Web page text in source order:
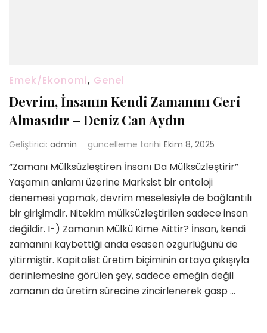
Emek/Ekonomi, Genel
Devrim, İnsanın Kendi Zamanını Geri
Almasıdır – Deniz Can Aydın
Geliştirici: admin güncelleme tarihi Ekim 8, 2025
“Zamanı Mülksüzleştiren İnsanı Da Mülksüzleştirir”
Yaşamın anlamı üzerine Marksist bir ontoloji
denemesi yapmak, devrim meselesiyle de bağlantılı
bir girişimdir. Nitekim mülksüzleştirilen sadece insan
değildir. I-) Zamanın Mülkü Kime Aittir? İnsan, kendi
zamanını kaybettiği anda esasen özgürlüğünü de
yitirmiştir. Kapitalist üretim biçiminin ortaya çıkışıyla
derinlemesine görülen şey, sadece emeğin değil
zamanın da üretim sürecine zincirlenerek gasp …